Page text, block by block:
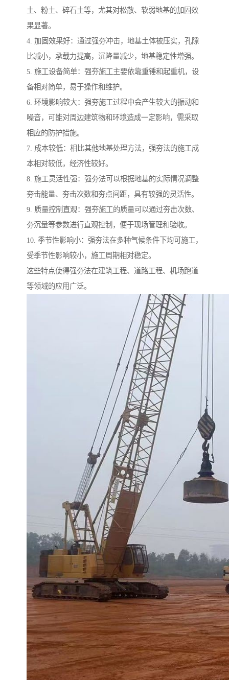
土、粉土、碎石土等，尤其对松散、软弱地基的加固效
果显著。
4. 加固效果好：通过强夯冲击，地基土体被压实，孔隙
比减小，承载力提高，沉降量减少，地基稳定性增强。
5. 施工设备简单：强夯施工主要依靠重锤和起重机，设
备相对简单，易于操作和维护。
6. 环境影响较大：强夯施工过程中会产生较大的振动和
噪音，可能对周边建筑物和环境造成一定影响，需采取
相应的防护措施。
7. 成本较低：相比其他地基处理方法，强夯法的施工成
本相对较低，经济性较好。
8. 施工灵活性强：强夯法可以根据地基的实际情况调整
夯击能量、夯击次数和夯点间距，具有较强的灵活性。
9. 质量控制直观：强夯施工的质量可以通过夯击次数、
夯沉量等参数进行直观控制，便于现场管理和验收。
10. 季节性影响小：强夯法在多种气候条件下均可施工，
受季节性影响较小，施工周期相对稳定。
这些特点使得强夯法在建筑工程、道路工程、机场跑道
等领域的应用广泛。